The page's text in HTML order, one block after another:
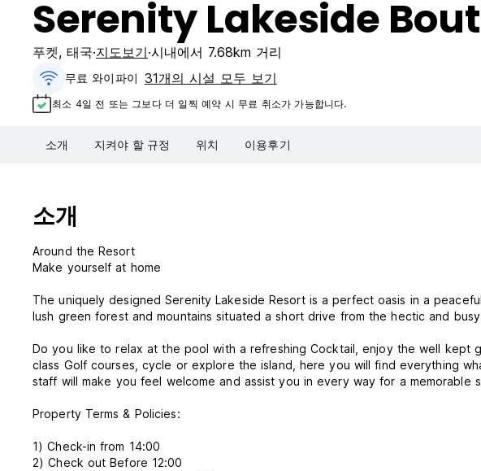
Serenity Lakeside
푸켓, 태국 지도보기 시내에서 7.68km 거리
무료 와이파이 31개의 시설 모두 보기
최소 4일 전 또는 그보다 더 일찍 예약 시 무료 취소가 가능합니다.
소개 지켜야 할 규정 위치 이용후기
소개
Around the Resort
Make yourself at home
The uniquely designed Serenity Lakeside Resort is a perfect oasis in a
lush green forest and mountains situated a short drive from the hectic and
Do you like to relax at the pool with a refreshing Cocktail, enjoy the well kept
class Golf courses, cycle or explore the island, here you will find everything
staff will make you feel welcome and assist you in every way for a memorable
Property Terms & Policies:
1) Check-in from 14:00
2) Check out Before 12:00